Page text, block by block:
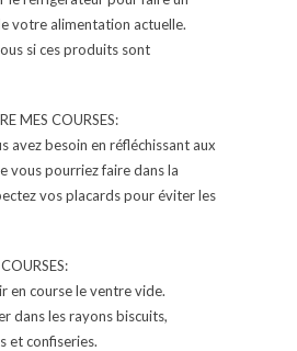
votre alimentation actuelle.
si ces produits sont
MES COURSES:
avez besoin en réfléchissant aux
vous pourriez faire dans la
vos placards pour éviter les
en course le ventre vide.
dans les rayons biscuits,
et confiseries.